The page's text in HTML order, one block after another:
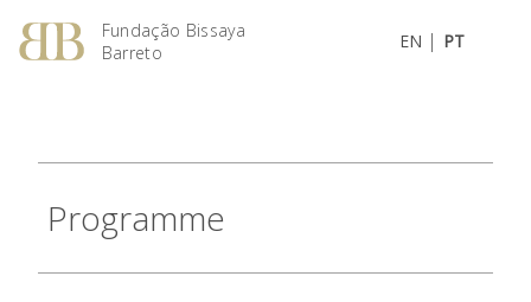
Fundação Bissaya
Barreto
EN | PT
Programme